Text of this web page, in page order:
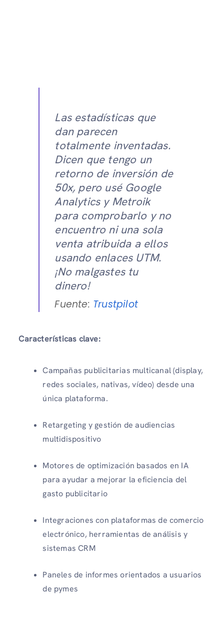
Las estadísticas que
dan parecen
totalmente inventadas.
Dicen que tengo un
retorno de inversión de
50x, pero usé Google
Analytics y Metroik
para comprobarlo y no
encuentro ni una sola
venta atribuida a ellos
usando enlaces UTM.
¡No malgastes tu
dinero!
Fuente: Trustpilot
Características clave:
Campañas publicitarias multicanal (display,
redes sociales, nativas, vídeo) desde una
única plataforma.
Retargeting y gestión de audiencias
multidispositivo
Motores de optimización basados ​​en IA
para ayudar a mejorar la eficiencia del
gasto publicitario
Integraciones con plataformas de comercio
electrónico, herramientas de análisis y
sistemas CRM
Paneles de informes orientados a usuarios
de pymes